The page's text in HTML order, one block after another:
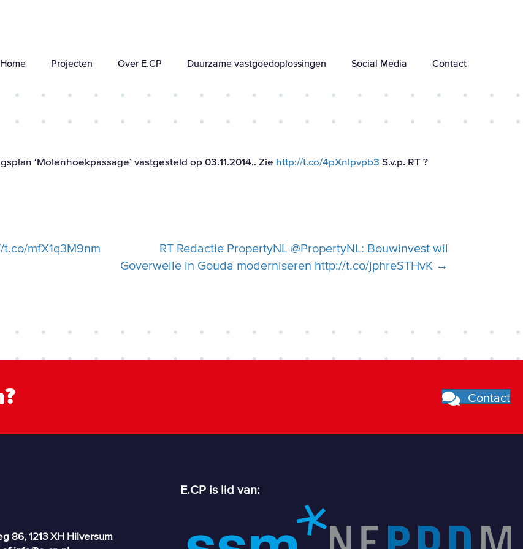
Home Projecten Over E.CP Duurzame vastgoedoplossingen Social Media Contact
‘Molenhoekpassage’ vastgesteld op 03.11.2014.. Zie http://t.co/4pXnlpvpb3 S.v.p. RT ?
mfX1q3M9nm
RT Redactie PropertyNL @PropertyNL: Bouwinvest wil
Goverwelle in Gouda moderniseren http://t.co/jphreSTHvK →
Contact
E.CP is lid van:
86, 1213 XH Hilversum